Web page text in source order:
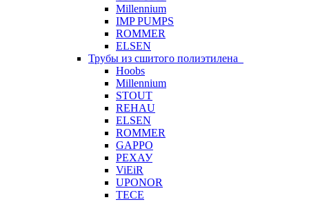
Millennium
IMP PUMPS
ROMMER
ELSEN
Трубы из сшитого полиэтилена
Hoobs
Millennium
STOUT
REHAU
ELSEN
ROMMER
GAPPO
РЕХАУ
ViEiR
UPONOR
TECE